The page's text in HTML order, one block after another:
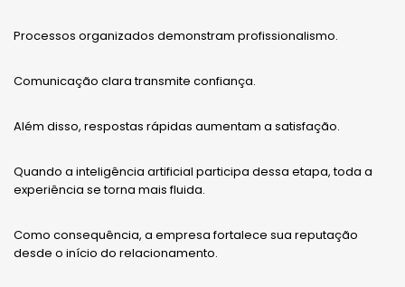
Processos organizados demonstram profissionalismo.
Comunicação clara transmite confiança.
Além disso, respostas rápidas aumentam a satisfação.
Quando a inteligência artificial participa dessa etapa, toda a
experiência se torna mais fluida.
Como consequência, a empresa fortalece sua reputação
desde o início do relacionamento.